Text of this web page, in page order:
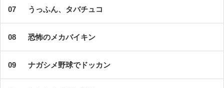
うっふん、タバチュコ
恐怖のメカバイキン
ナガシメ野球でドッカン